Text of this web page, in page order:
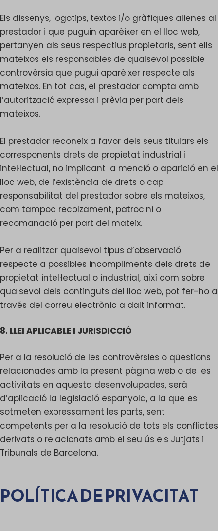
Els dissenys, logotips, textos i/o gràfiques alienes al
prestador i que puguin aparèixer en el lloc web,
pertanyen als seus respectius propietaris, sent ells
mateixos els responsables de qualsevol possible
controvèrsia que pugui aparèixer respecte als
mateixos. En tot cas, el prestador compta amb
l’autorització expressa i prèvia per part dels
mateixos.
El prestador reconeix a favor dels seus titulars els
corresponents drets de propietat industrial i
intel·lectual, no implicant la menció o aparició en el
lloc web, de l’existència de drets o cap
responsabilitat del prestador sobre els mateixos,
com tampoc recolzament, patrocini o
recomanació per part del mateix.
Per a realitzar qualsevol tipus d’observació
respecte a possibles incompliments dels drets de
propietat intel·lectual o industrial, així com sobre
qualsevol dels continguts del lloc web, pot fer-ho a
través del correu electrònic a dalt informat.
8. LLEI APLICABLE I JURISDICCIÓ
Per a la resolució de les controvèrsies o qüestions
relacionades amb la present pàgina web o de les
activitats en aquesta desenvolupades, serà
d’aplicació la legislació espanyola, a la que es
sotmeten expressament les parts, sent
competents per a la resolució de tots els conflictes
derivats o relacionats amb el seu ús els Jutjats i
Tribunals de Barcelona.
POLÍTICA DE PRIVACITAT